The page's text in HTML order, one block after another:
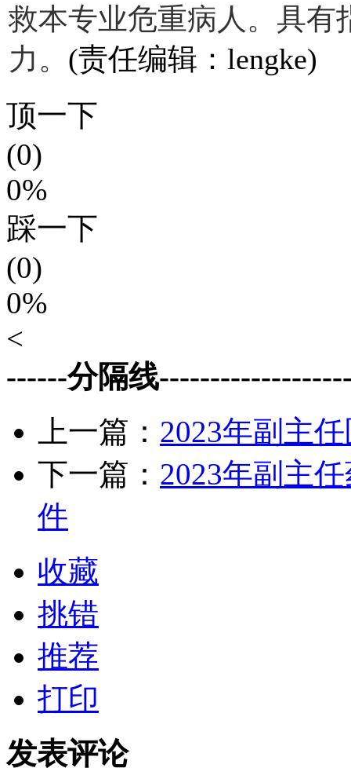
救本专业危重病人。具有
力。 (责任编辑：lengke)
顶一下
(0)
0%
踩一下
(0)
0%
<
------分隔线
上一篇： 2023年副主
下一篇： 2023年副主
件
收藏
挑错
推荐
打印
发表评论